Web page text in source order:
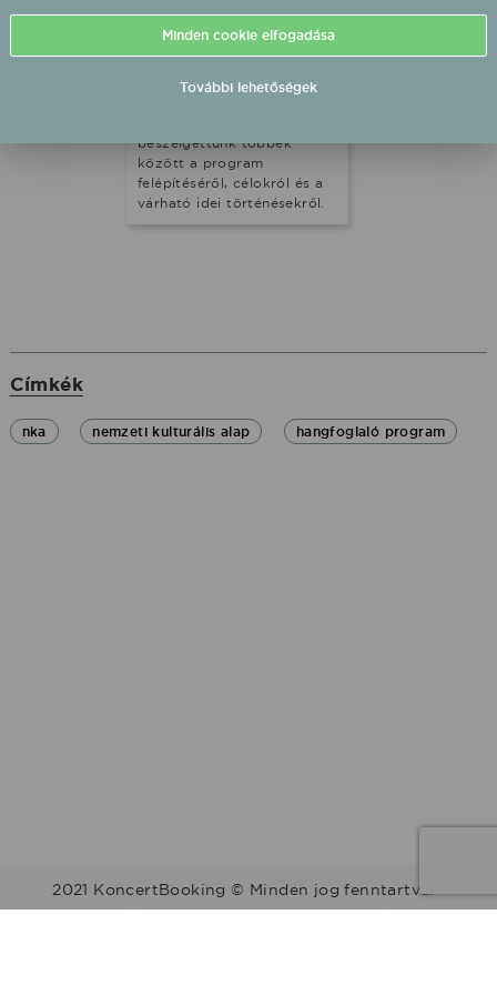
teremtve a könnyűzene
Hangfoglaló
beszélgettünk többek
között a program
felépítéséről, célokról és a
várható idei történésekről.
Címkék
nka nemzeti kulturális alap hangfoglaló program
2021 KoncertBooking © Minden jog fenntartva.
Kapcsolat | Telefonszám: +36 30 157 9812 | E-mail:
Minden cookie elfogadása
További lehetőségek